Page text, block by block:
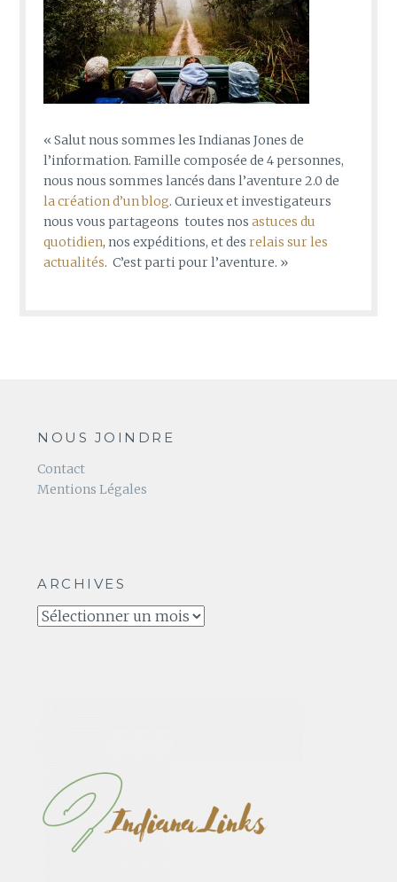
« Salut nous sommes les Indianas Jones de
l’information. Famille composée de 4 personnes,
nous nous sommes lancés dans l’aventure 2.0 de
la création d’un blog. Curieux et investigateurs
nous vous partageons toutes nosastuces du
quotidien, nos expéditions, et desrelais sur les
actualités. C’est parti pour l’aventure. »
NOUS JOINDRE
Contact
Mentions Légales
ARCHIVES
Archives